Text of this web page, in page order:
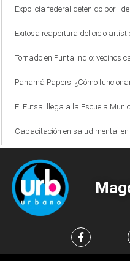
Expolicía federal detenido por
Exitosa reapertura del ciclo
Tornado en Punta Indio: vecinos
Panamá Papers: ¿Cómo
El Futsal llega a la Escuela
Capacitación en salud mental